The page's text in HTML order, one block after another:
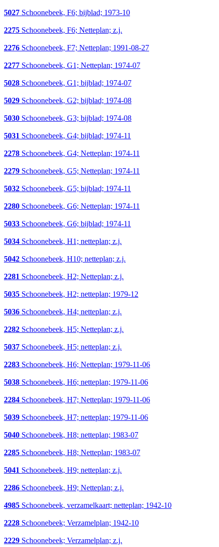
5027 Schoonebeek, F6; bijblad; 1973-10
2275 Schoonebeek, F6; Netteplan; z.j.
2276 Schoonebeek, F7; Netteplan; 1991-08-27
2277 Schoonebeek, G1; Netteplan; 1974-07
5028 Schoonebeek, G1; bijblad; 1974-07
5029 Schoonebeek, G2; bijblad; 1974-08
5030 Schoonebeek, G3; bijblad; 1974-08
5031 Schoonebeek, G4; bijblad; 1974-11
2278 Schoonebeek, G4; Netteplan; 1974-11
2279 Schoonebeek, G5; Netteplan; 1974-11
5032 Schoonebeek, G5; bijblad; 1974-11
2280 Schoonebeek, G6; Netteplan; 1974-11
5033 Schoonebeek, G6; bijblad; 1974-11
5034 Schoonebeek, H1; netteplan; z.j.
5042 Schoonebeek, H10; netteplan; z.j.
2281 Schoonebeek, H2; Netteplan; z.j.
5035 Schoonebeek, H2; netteplan; 1979-12
5036 Schoonebeek, H4; netteplan; z.j.
2282 Schoonebeek, H5; Netteplan; z.j.
5037 Schoonebeek, H5; netteplan; z.j.
2283 Schoonebeek, H6; Netteplan; 1979-11-06
5038 Schoonebeek, H6; netteplan; 1979-11-06
2284 Schoonebeek, H7; Netteplan; 1979-11-06
5039 Schoonebeek, H7; netteplan; 1979-11-06
5040 Schoonebeek, H8; netteplan; 1983-07
2285 Schoonebeek, H8; Netteplan; 1983-07
5041 Schoonebeek, H9; netteplan; z.j.
2286 Schoonebeek, H9; Netteplan; z.j.
4985 Schoonebeek, verzamelkaart; netteplan; 1942-10
2228 Schoonebeek; Verzamelplan; 1942-10
2229 Schoonebeek; Verzamelplan; z.j.